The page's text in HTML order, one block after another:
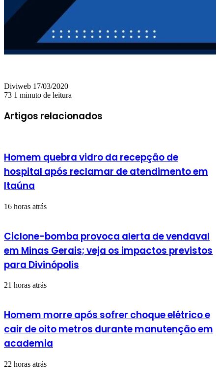
Diviweb Mande
um
mail
17/03/2020
73 1 minuto de leitura
Artigos relacionados
Homem quebra vidro da recepção de
hospital após reclamar de atendimento em
Itaúna
16 horas atrás
Ciclone-bomba provoca alerta de vendaval
em Minas Gerais; veja os impactos previstos
para Divinópolis
21 horas atrás
Homem morre após sofrer choque elétrico e
cair de oito metros durante manutenção em
academia
22 horas atrás